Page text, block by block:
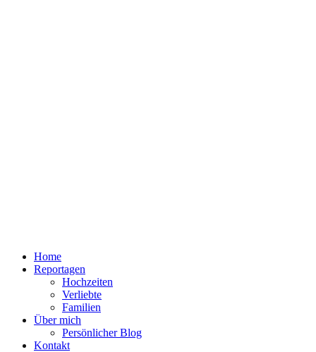
Home
Reportagen
Hochzeiten
Verliebte
Familien
Über mich
Persönlicher Blog
Kontakt